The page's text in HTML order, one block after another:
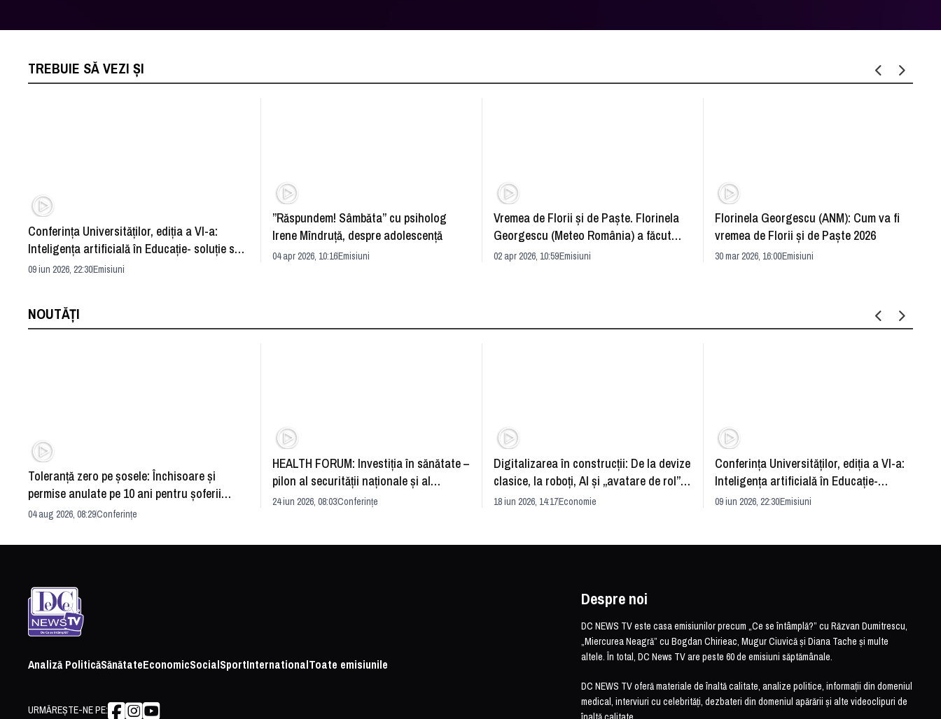
TREBUIE SĂ VEZI ȘI
Conferința Universităților, ediția a VI-a:
Inteligența artificială în Educație- soluție sau
problemă?
09 iun 2026, 22:30Emisiuni
”Răspundem! Sâmbăta” cu psiholog
Irene Mîndruță, despre adolescență
04 apr 2026, 10:16Emisiuni
Vremea de Florii și de Paște. Florinela
Georgescu (Meteo România) a făcut
prognoza
02 apr 2026, 10:59Emisiuni
Florinela Georgescu (ANM): Cum va fi
vremea de Florii și de Paște 2026
30 mar 2026, 16:00Emisiuni
NOUTĂȚI
Toleranță zero pe șosele: Închisoare și
permise anulate pe 10 ani pentru șoferii
iresponsabili
04 aug 2026, 08:29Conferințe
HEALTH FORUM: Investiția în sănătate –
pilon al securității naționale și al
dezvoltării economice
24 iun 2026, 08:03Conferințe
Digitalizarea în construcții: De la devize
clasice, la roboți, AI și „avatare de rol”.
România și redefinirea industriei
18 iun 2026, 14:17Economie
Conferința Universităților, ediția a VI-a:
Inteligența artificială în Educație-
soluție sau problemă?
09 iun 2026, 22:30Emisiuni
Analiză PoliticăSănătateEconomicSocialSportInternationalToate emisiunile
URMĂREȘTE-NE PE:
Despre noi
DC NEWS TV este casa emisiunilor precum „Ce se întâmplă?” cu Răzvan Dumitrescu,
„Miercurea Neagră” cu Bogdan Chirieac, Mugur Ciuvică și Diana Tache și multe
altele. În total, DC News TV are peste 60 de emisiuni săptămânale.
DC NEWS TV oferă materiale de înaltă calitate, analize politice, informații din domeniul
medical, interviuri cu celebrități, dezbateri din domeniul apărării și alte videoclipuri de